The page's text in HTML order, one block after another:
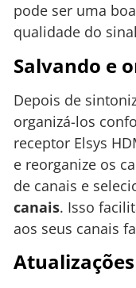
pode ser uma
qualidade do
Salvando e
Depois de
organizá-los
receptor Elsys
e reorganize os
de canais e
canais. Isso
aos seus canais